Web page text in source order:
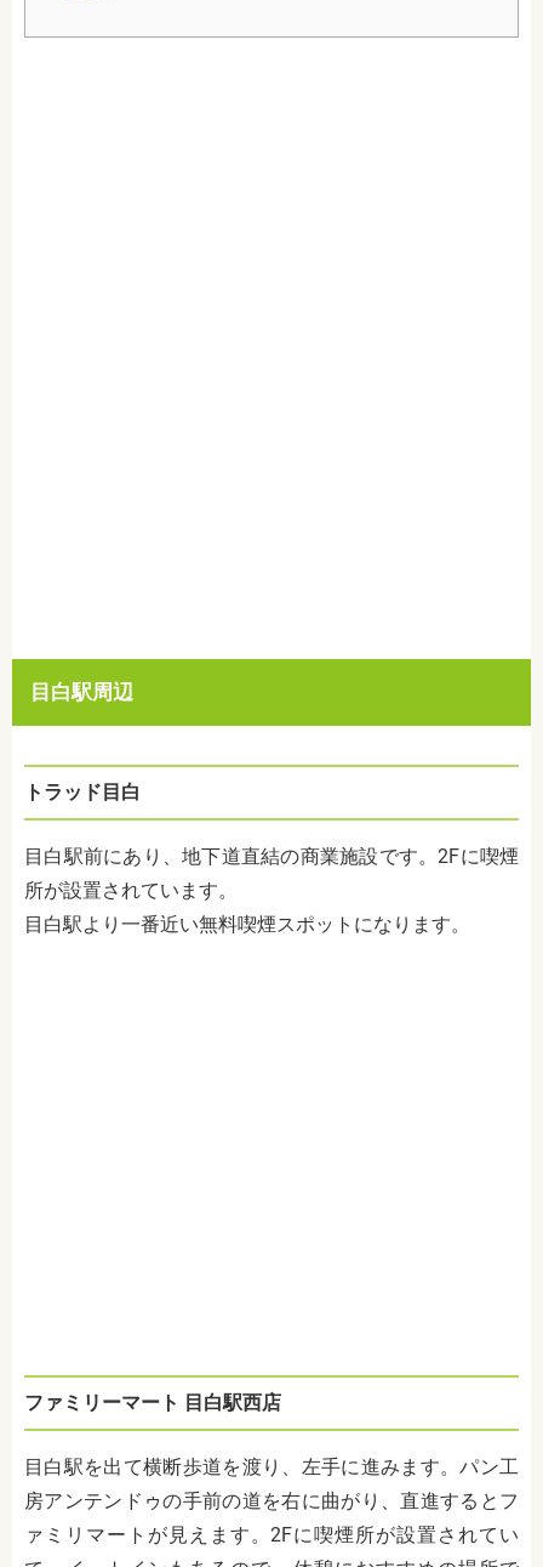
目白駅周辺
トラッド目白
目白駅前にあり、地下道直結の商業施設です。2Fに喫煙
所が設置されています。
目白駅より一番近い無料喫煙スポットになります。
ファミリーマート 目白駅西店
目白駅を出て横断歩道を渡り、左手に進みます。パン工
房アンテンドゥの手前の道を右に曲がり、直進するとフ
ァミリマートが見えます。2Fに喫煙所が設置されてい